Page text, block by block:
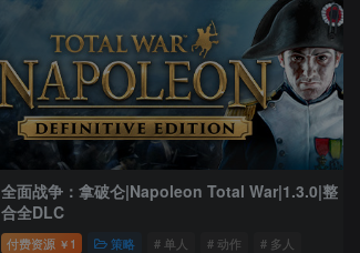
全面战争：拿破仑|Napoleon Total War|1.3.0|整
合全DLC
付费资源 ￥ 1 策略 # 单人 # 动作 # 多人